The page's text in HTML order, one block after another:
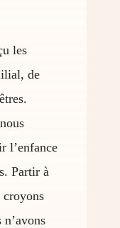
les
de
l’enfance
Partir à
croyons